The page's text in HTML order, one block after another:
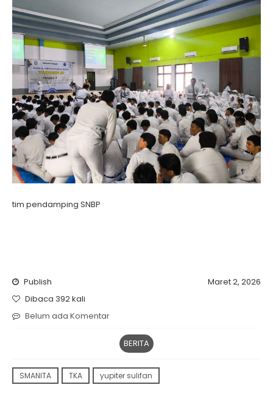
tim pendamping SNBP
Publish
Maret 2, 2026
Dibaca 392 kali
Belum ada Komentar
BERITA
SMANITA TKA yupiter sulifan